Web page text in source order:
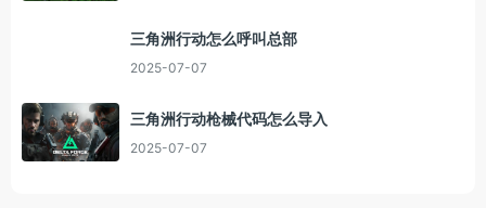
三角洲行动怎么呼叫总部
2025-07-07
三角洲行动枪械代码怎么导入
2025-07-07